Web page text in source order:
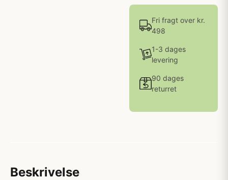
Fri fragt over kr.
498
1-3 dages
levering
90 dages
returret
Beskrivelse